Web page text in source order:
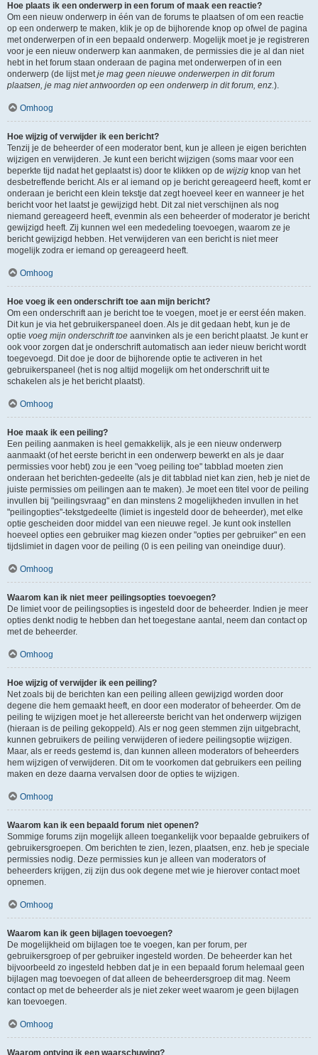
Hoe plaats ik een onderwerp in een forum of maak een reactie?
Om een nieuw onderwerp in één van de forums te plaatsen of om een reactie
op een onderwerp te maken, klik je op de bijhorende knop op ofwel de pagina
met onderwerpen of in een bepaald onderwerp. Mogelijk moet je je registreren
voor je een nieuw onderwerp kan aanmaken, de permissies die je al dan niet
hebt in het forum staan onderaan de pagina met onderwerpen of in een
onderwerp (de lijst metje mag geen nieuwe onderwerpen in dit forum
plaatsen, je mag niet antwoorden op een onderwerp in dit forum, enz.).
Omhoog
Hoe wijzig of verwijder ik een bericht?
Tenzij je de beheerder of een moderator bent, kun je alleen je eigen berichten
wijzigen en verwijderen. Je kunt een bericht wijzigen (soms maar voor een
beperkte tijd nadat het geplaatst is) door te klikken op de wijzig knop van het
desbetreffende bericht. Als er al iemand op je bericht gereageerd heeft, komt er
onderaan je bericht een klein tekstje dat zegt hoeveel keer en wanneer je het
bericht voor het laatst je gewijzigd hebt. Dit zal niet verschijnen als nog
niemand gereageerd heeft, evenmin als een beheerder of moderator je bericht
gewijzigd heeft. Zij kunnen wel een mededeling toevoegen, waarom ze je
bericht gewijzigd hebben. Het verwijderen van een bericht is niet meer
mogelijk zodra er iemand op gereageerd heeft.
Omhoog
Hoe voeg ik een onderschrift toe aan mijn bericht?
Om een onderschrift aan je bericht toe te voegen, moet je er eerst één maken.
Dit kun je via het gebruikerspaneel doen. Als je dit gedaan hebt, kun je de
optie voeg mijn onderschrift toe aanvinken als je een bericht plaatst. Je kunt er
ook voor zorgen dat je onderschrift automatisch aan ieder nieuw bericht wordt
toegevoegd. Dit doe je door de bijhorende optie te activeren in het
gebruikerspaneel (het is nog altijd mogelijk om het onderschrift uit te
schakelen als je het bericht plaatst).
Omhoog
Hoe maak ik een peiling?
Een peiling aanmaken is heel gemakkelijk, als je een nieuw onderwerp
aanmaakt (of het eerste bericht in een onderwerp bewerkt en als je daar
permissies voor hebt) zou je een "voeg peiling toe" tabblad moeten zien
onderaan het berichten-gedeelte (als je dit tabblad niet kan zien, heb je niet de
juiste permissies om peilingen aan te maken). Je moet een titel voor de peiling
invullen bij "peilingsvraag" en dan minstens 2 mogelijkheden invullen in het
"peilingopties"-tekstgedeelte (limiet is ingesteld door de beheerder), met elke
optie gescheiden door middel van een nieuwe regel. Je kunt ook instellen
hoeveel opties een gebruiker mag kiezen onder "opties per gebruiker" en een
tijdslimiet in dagen voor de peiling (0 is een peiling van oneindige duur).
Omhoog
Waarom kan ik niet meer peilingsopties toevoegen?
De limiet voor de peilingsopties is ingesteld door de beheerder. Indien je meer
opties denkt nodig te hebben dan het toegestane aantal, neem dan contact op
met de beheerder.
Omhoog
Hoe wijzig of verwijder ik een peiling?
Net zoals bij de berichten kan een peiling alleen gewijzigd worden door
degene die hem gemaakt heeft, en door een moderator of beheerder. Om de
peiling te wijzigen moet je het allereerste bericht van het onderwerp wijzigen
(hieraan is de peiling gekoppeld). Als er nog geen stemmen zijn uitgebracht,
kunnen gebruikers de peiling verwijderen of iedere peilingsoptie wijzigen.
Maar, als er reeds gestemd is, dan kunnen alleen moderators of beheerders
hem wijzigen of verwijderen. Dit om te voorkomen dat gebruikers een peiling
maken en deze daarna vervalsen door de opties te wijzigen.
Omhoog
Waarom kan ik een bepaald forum niet openen?
Sommige forums zijn mogelijk alleen toegankelijk voor bepaalde gebruikers of
gebruikersgroepen. Om berichten te zien, lezen, plaatsen, enz. heb je speciale
permissies nodig. Deze permissies kun je alleen van moderators of
beheerders krijgen, zij zijn dus ook degene met wie je hierover contact moet
opnemen.
Omhoog
Waarom kan ik geen bijlagen toevoegen?
De mogelijkheid om bijlagen toe te voegen, kan per forum, per
gebruikersgroep of per gebruiker ingesteld worden. De beheerder kan het
bijvoorbeeld zo ingesteld hebben dat je in een bepaald forum helemaal geen
bijlagen mag toevoegen of dat alleen de beheerdersgroep dit mag. Neem
contact op met de beheerder als je niet zeker weet waarom je geen bijlagen
kan toevoegen.
Omhoog